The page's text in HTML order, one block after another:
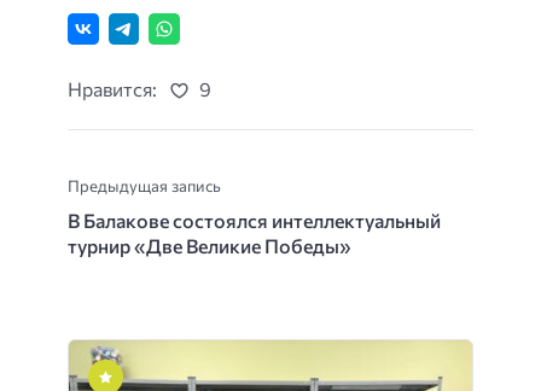
Нравится: 9
Предыдущая запись
В Балакове состоялся интеллектуальный
турнир «Две Великие Победы»